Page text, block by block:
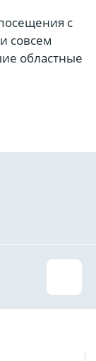
с
совсем
областные